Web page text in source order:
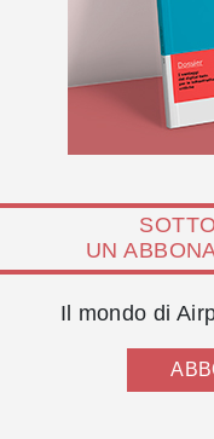
UN
Il mondo di